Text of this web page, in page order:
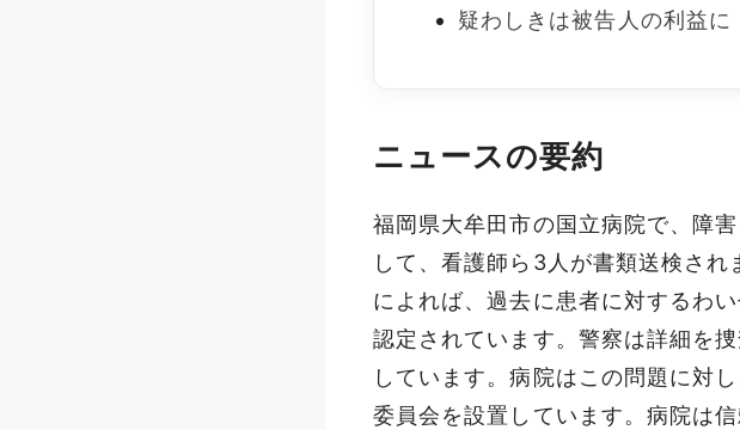
疑わしきは被告人の利益に
ニュースの要約
福岡県大牟田市の国立病院で、障
して、看護師ら3人が書類送検さ
によれば、過去に患者に対するわ
認定されています。警察は詳細を
しています。病院はこの問題に対
委員会を設置しています。病院は